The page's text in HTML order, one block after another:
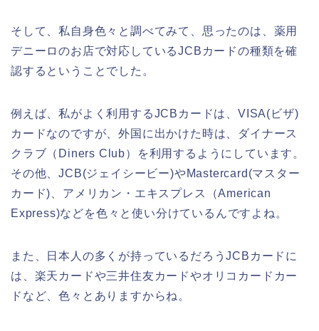
そして、私自身色々と調べてみて、思ったのは、薬用
デニーロのお店で対応しているJCBカードの種類を確
認するということでした。
例えば、私がよく利用するJCBカードは、VISA(ビザ)
カードなのですが、外国に出かけた時は、ダイナース
クラブ（Diners Club）を利用するようにしています。
その他、JCB(ジェイシービー)やMastercard(マスター
カード)、アメリカン・エキスプレス（American
Express)などを色々と使い分けているんですよね。
また、日本人の多くが持っているだろうJCBカードに
は、楽天カードや三井住友カードやオリコカードカー
ドなど、色々とありますからね。